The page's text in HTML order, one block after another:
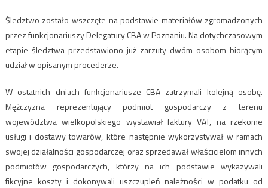
Śledztwo zostało wszczęte na podstawie materiałów zgromadzonych
przez funkcjonariuszy Delegatury CBA w Poznaniu. Na dotychczasowym
etapie śledztwa przedstawiono już zarzuty dwóm osobom biorącym
udział w opisanym procederze.
W ostatnich dniach funkcjonariusze CBA zatrzymali kolejną osobę.
Mężczyzna reprezentujący podmiot gospodarczy z terenu
województwa wielkopolskiego wystawiał faktury VAT, na rzekome
usługi i dostawy towarów, które następnie wykorzystywał w ramach
swojej działalności gospodarczej oraz sprzedawał właścicielom innych
podmiotów gospodarczych, którzy na ich podstawie wykazywali
fikcyjne koszty i dokonywali uszczupleń należności w podatku od